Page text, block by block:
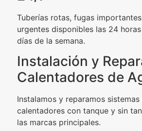
Tuberías rotas, fugas
urgentes disponibles las 24
días de la semana.
Instalación y
Calentadores de
Instalamos y reparamos sistemas
calentadores con tanque y sin
las marcas principales.